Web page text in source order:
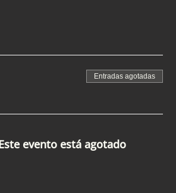
Entradas agotadas
evento está agotado